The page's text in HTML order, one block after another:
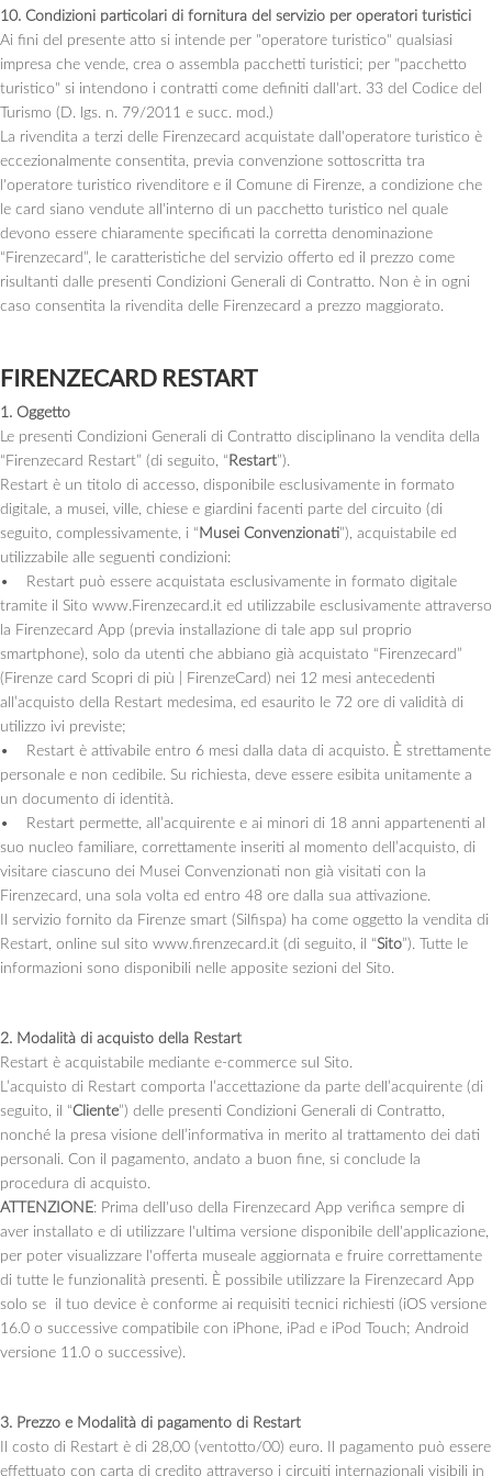
10. Condizioni particolari di fornitura del servizio per operatori turistici
Ai fini del presente atto si intende per "operatore turistico" qualsiasi
impresa che vende, crea o assembla pacchetti turistici; per "pacchetto
turistico" si intendono i contratti come definiti dall'art. 33 del Codice del
Turismo (D. lgs. n. 79/2011 e succ. mod.)
La rivendita a terzi delle Firenzecard acquistate dall'operatore turistico è
eccezionalmente consentita, previa convenzione sottoscritta tra
l'operatore turistico rivenditore e il Comune di Firenze, a condizione che
le card siano vendute all'interno di un pacchetto turistico nel quale
devono essere chiaramente specificati la corretta denominazione
“Firenzecard”, le caratteristiche del servizio offerto ed il prezzo come
risultanti dalle presenti Condizioni Generali di Contratto. Non è in ogni
caso consentita la rivendita delle Firenzecard a prezzo maggiorato.
FIRENZECARD RESTART
1. Oggetto
Le presenti Condizioni Generali di Contratto disciplinano la vendita della
“Firenzecard Restart” (di seguito, “ Restart”).
Restart è un titolo di accesso, disponibile esclusivamente in formato
digitale, a musei, ville, chiese e giardini facenti parte del circuito (di
seguito, complessivamente, i “ Musei Convenzionati”), acquistabile ed
utilizzabile alle seguenti condizioni:
• Restart può essere acquistata esclusivamente in formato digitale
tramite il Sito www.Firenzecard.it ed utilizzabile esclusivamente attraverso
la Firenzecard App (previa installazione di tale app sul proprio
smartphone), solo da utenti che abbiano già acquistato “Firenzecard”
(Firenze card Scopri di più | FirenzeCard) nei 12 mesi antecedenti
all’acquisto della Restart medesima, ed esaurito le 72 ore di validità di
utilizzo ivi previste;
• Restart è attivabile entro 6 mesi dalla data di acquisto. È strettamente
personale e non cedibile. Su richiesta, deve essere esibita unitamente a
un documento di identità.
• Restart permette, all’acquirente e ai minori di 18 anni appartenenti al
suo nucleo familiare, correttamente inseriti al momento dell’acquisto, di
visitare ciascuno dei Musei Convenzionati non già visitati con la
Firenzecard, una sola volta ed entro 48 ore dalla sua attivazione.
Il servizio fornito da Firenze smart (Silfispa) ha come oggetto la vendita di
Restart, online sul sito www.firenzecard.it (di seguito, il “Sito”). Tutte le
informazioni sono disponibili nelle apposite sezioni del Sito.
2. Modalità di acquisto della Restart
Restart è acquistabile mediante e-commerce sul Sito.
L’acquisto di Restart comporta l’accettazione da parte dell’acquirente (di
seguito, il “Cliente”) delle presenti Condizioni Generali di Contratto,
nonché la presa visione dell’informativa in merito al trattamento dei dati
personali. Con il pagamento, andato a buon fine, si conclude la
procedura di acquisto.
ATTENZIONE: Prima dell'uso della Firenzecard App verifica sempre di
aver installato e di utilizzare l'ultima versione disponibile dell'applicazione,
per poter visualizzare l'offerta museale aggiornata e fruire correttamente
di tutte le funzionalità presenti. È possibile utilizzare la Firenzecard App
solo se il tuo device è conforme ai requisiti tecnici richiesti (iOS versione
16.0 o successive compatibile con iPhone, iPad e iPod Touch; Android
versione 11.0 o successive).
3. Prezzo e Modalità di pagamento di Restart
Il costo di Restart è di 28,00 (ventotto/00) euro. Il pagamento può essere
effettuato con carta di credito attraverso i circuiti internazionali visibili in